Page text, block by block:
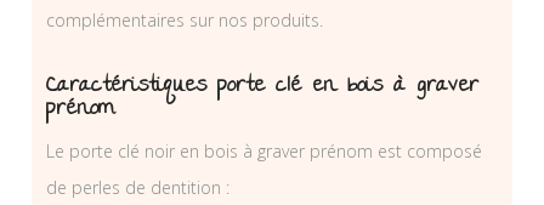
complémentaires sur nos produits.
Caractéristiques porte clé en bois à graver
prénom
Le porte clé noir en bois à graver prénom est composé
de perles de dentition :